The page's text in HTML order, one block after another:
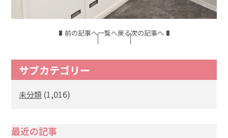
前の記事へ一覧へ戻る次の記事へ
サブカテゴリー
未分類 (1,016)
最近の記事